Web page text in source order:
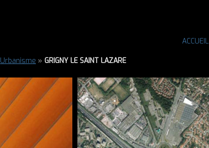
ACCUEIL
Urbanisme » GRIGNY LE SAINT LAZARE